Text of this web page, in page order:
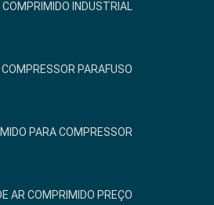
COMPRIMIDO INDUSTRIAL
COMPRESSOR PARAFUSO
PARA COMPRESSOR
AR COMPRIMIDO PREÇO